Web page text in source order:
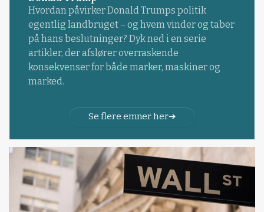
Hvordan påvirker Donald Trumps politik
egentlig landbruget – og hvem vinder og taber
på hans beslutninger? Dyk ned i en serie
artikler, der afslører overraskende
konsekvenser for både marker, maskiner og
marked.
Se flere emner her